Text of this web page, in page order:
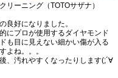
リーニング（TOTOサザナ）
良好になりました。
にプロが使用するダイヤモンド
も目に見えない細かい傷が入る
よね。。。
、汚れやすくなったりします(;´∀